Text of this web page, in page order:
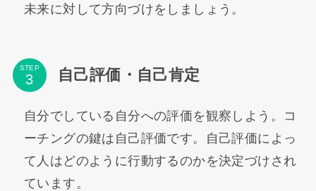
未来に対して方向づけをしましょう。
STEP 自己評価・自己肯定
自分でしている自分への評価を観察しよう。コ
ーチングの鍵は自己評価です。自己評価によっ
て人はどのように行動するのかを決定づけされ
ています。